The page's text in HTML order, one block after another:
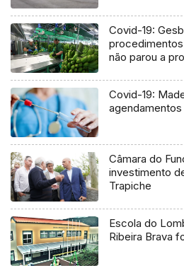
Covid-19:
não parou a
Covid-19:
Câmara do
investimento
Trapiche
Escola do
Ribeira Brava